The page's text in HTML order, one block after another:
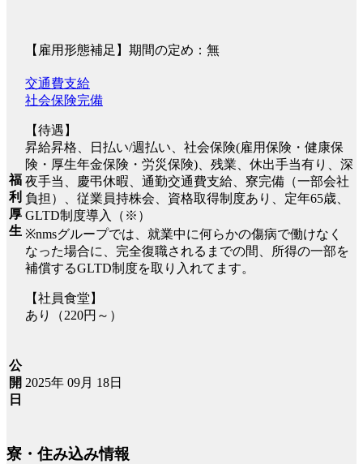
【雇用形態補足】期間の定め：無
福
利
厚
生
交通費支給
社会保険完備
【待遇】
昇給昇格、日払い/週払い、社会保険(雇用保険・健康保
険・厚生年金保険・労災保険)、残業、休出手当有り、深
夜手当、慶弔休暇、通勤交通費支給、寮完備（一部会社
負担）、従業員持株会、資格取得制度あり、定年65歳、
GLTD制度導入（※）
※nmsグループでは、就業中に何らかの傷病で働けなく
なった場合に、完全復職されるまでの間、所得の一部を
補償するGLTD制度を取り入れてます。
【社員食堂】
あり（220円～）
公
開
日
2025年 09月 18日
寮・住み込み情報